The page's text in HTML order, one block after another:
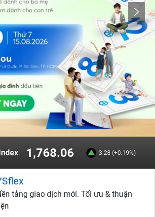
1,768.06 3.28 (+0.19%)
tảng giao dịch mới. Tối ưu & thuận